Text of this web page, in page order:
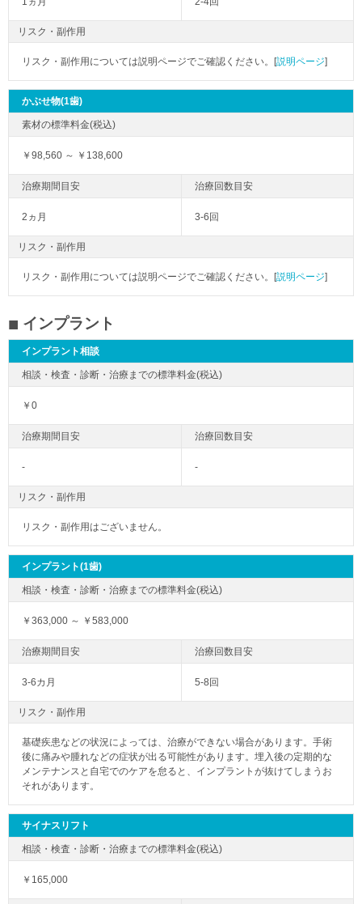
リスク・副作用
リスク・副作用については説明ページでご確認ください。[説明ページ]
かぶせ物(1歯)
￥98,560 ～ ￥138,600
2ヵ月 3-6回
リスク・副作用
リスク・副作用については説明ページでご確認ください。[説明ページ]
インプラント
インプラント相談
￥0
- -
リスク・副作用
リスク・副作用はございません。
インプラント(1歯)
￥363,000 ～ ￥583,000
3-6カ月 5-8回
リスク・副作用
基礎疾患などの状況によっては、治療ができない場合があります。手術
後に痛みや腫れなどの症状が出る可能性があります。埋入後の定期的な
メンテナンスと自宅でのケアを怠ると、インプラントが抜けてしまうお
それがあります。
サイナスリフト
￥165,000